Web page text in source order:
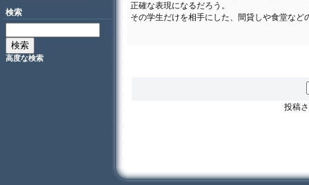
検索
高度な検索
正確な表現になるだろう。
その学生だけを相手にした、間貸しや食堂など
投稿